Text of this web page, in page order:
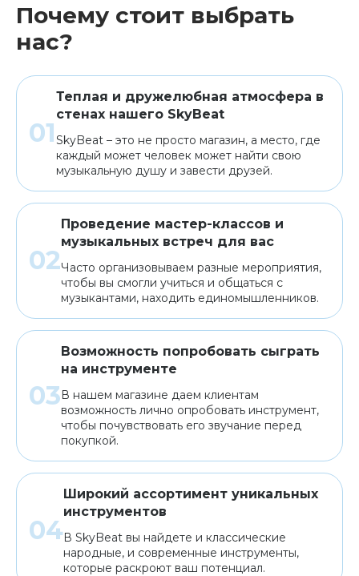
Почему стоит выбрать
нас?
Теплая и дружелюбная атмосфера в
стенах нашего SkyBeat
SkyBeat – это не просто магазин, а место, где
каждый может человек может найти свою
музыкальную душу и завести друзей.
Проведение мастер-классов и
музыкальных встреч для вас
Часто организовываем разные мероприятия,
чтобы вы смогли учиться и общаться с
музыкантами, находить единомышленников.
Возможность попробовать сыграть
на инструменте
В нашем магазине даем клиентам
возможность лично опробовать инструмент,
чтобы почувствовать его звучание перед
покупкой.
Широкий ассортимент уникальных
инструментов
В SkyBeat вы найдете и классические
народные, и современные инструменты,
которые раскроют ваш потенциал.